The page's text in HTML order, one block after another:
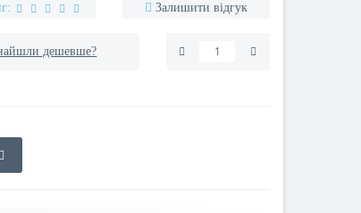
Залишити відгук
дешевше?